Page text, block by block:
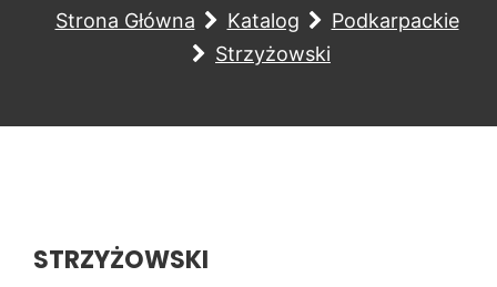
Strona Główna Katalog
Podkarpackie
Strzyżowski
STRZYŻOWSKI